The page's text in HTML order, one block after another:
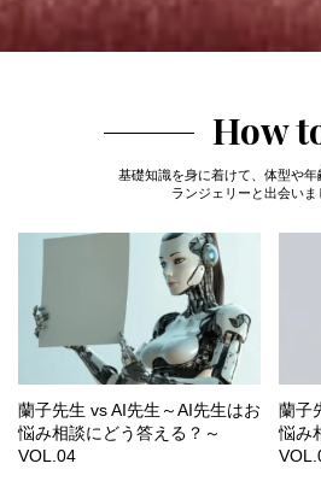
How
基礎知識を身に着けて、体型や年
ランジェリーと出会いま
蘭子先生 vs AI先生～AI先生はお
悩み相談にどう答える？～
VOL.04
蘭子
悩み